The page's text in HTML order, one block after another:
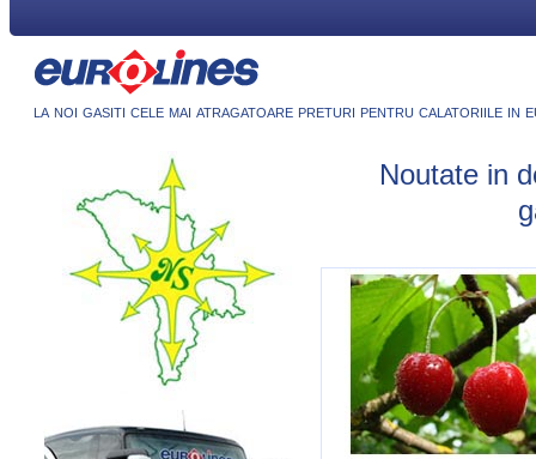
la noi gasiti cele mai atragatoare preturi pentru calatoriile in
Noutate in